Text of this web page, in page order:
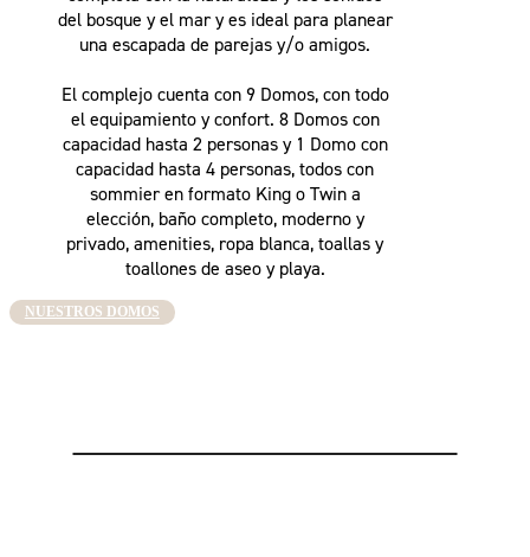
del bosque y el mar y es ideal para planear
una escapada de parejas y/o amigos.
El complejo cuenta con 9 Domos, con todo
el equipamiento y confort. 8 Domos con
capacidad hasta 2 personas y 1 Domo con
capacidad hasta 4 personas, todos con
sommier en formato King o Twin a
elección, baño completo, moderno y
privado, amenities, ropa blanca, toallas y
toallones de aseo y playa.
NUESTROS DOMOS